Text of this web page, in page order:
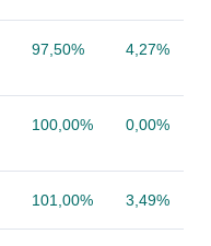
97,50% 4,27%
100,00% 0,00%
101,00% 3,49%